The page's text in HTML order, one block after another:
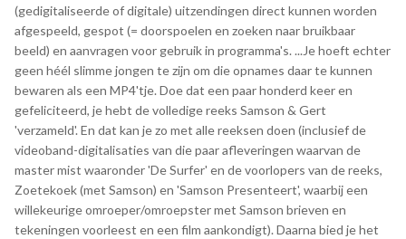
(gedigitaliseerde of digitale) uitzendingen direct kunnen worden
afgespeeld, gespot (= doorspoelen en zoeken naar bruikbaar
beeld) en aanvragen voor gebruik in programma's. ...Je hoeft echter
geen héél slimme jongen te zijn om die opnames daar te kunnen
bewaren als een MP4'tje. Doe dat een paar honderd keer en
gefeliciteerd, je hebt de volledige reeks Samson & Gert
'verzameld'. En dat kan je zo met alle reeksen doen (inclusief de
videoband-digitalisaties van die paar afleveringen waarvan de
master mist waaronder 'De Surfer' en de voorlopers van de reeks,
Zoetekoek (met Samson) en 'Samson Presenteert', waarbij een
willekeurige omroeper/omroepster met Samson brieven en
tekeningen voorleest en een film aankondigt). Daarna bied je het